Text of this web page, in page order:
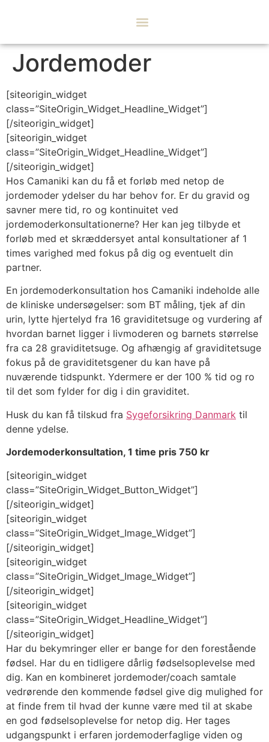
Jordemoder
[siteorigin_widget
class=”SiteOrigin_Widget_Headline_Widget”]
[/siteorigin_widget]
[siteorigin_widget
class=”SiteOrigin_Widget_Headline_Widget”]
[/siteorigin_widget]
Hos Camaniki kan du få et forløb med netop de
jordemoder ydelser du har behov for. Er du gravid og
savner mere tid, ro og kontinuitet ved
jordemoderkonsultationerne? Her kan jeg tilbyde et
forløb med et skræddersyet antal konsultationer af 1
times varighed med fokus på dig og eventuelt din
partner.
En jordemoderkonsultation hos Camaniki indeholde alle
de kliniske undersøgelser: som BT måling, tjek af din
urin, lytte hjertelyd fra 16 graviditetsuge og vurdering af
hvordan barnet ligger i livmoderen og barnets størrelse
fra ca 28 graviditetsuge. Og afhængig af graviditetsuge
fokus på de graviditetsgener du kan have på
nuværende tidspunkt. Ydermere er der 100 % tid og ro
til det som fylder for dig i din graviditet.
Husk du kan få tilskud fra Sygeforsikring Danmark til
denne ydelse.
Jordemoderkonsultation, 1 time pris 750 kr
[siteorigin_widget
class=”SiteOrigin_Widget_Button_Widget”]
[/siteorigin_widget]
[siteorigin_widget
class=”SiteOrigin_Widget_Image_Widget”]
[/siteorigin_widget]
[siteorigin_widget
class=”SiteOrigin_Widget_Image_Widget”]
[/siteorigin_widget]
[siteorigin_widget
class=”SiteOrigin_Widget_Headline_Widget”]
[/siteorigin_widget]
Har du bekymringer eller er bange for den forestående
fødsel. Har du en tidligere dårlig fødselsoplevelse med
dig. Kan en kombineret jordemoder/coach samtale
vedrørende den kommende fødsel give dig mulighed for
at finde frem til hvad der kunne være med til at skabe
en god fødselsoplevelse for netop dig. Her tages
udgangspunkt i erfaren jordemoderfaglige viden og